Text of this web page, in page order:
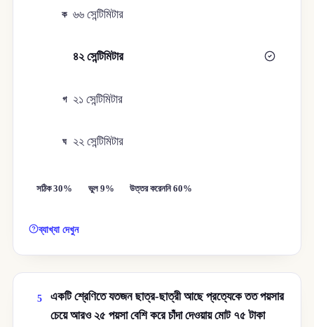
ক ৬৬ সেন্টিমিটার
৪২ সেন্টিমিটার
গ ২১ সেন্টিমিটার
ঘ ২২ সেন্টিমিটার
সঠিক 30% ভুল 9% উত্তর করেননি 60%
ব্যাখ্যা দেখুন
5
একটি শ্রেণিতে যতজন ছাত্র-ছাত্রী আছে প্রত্যেকে তত পয়সার
চেয়ে আরও ২৫ পয়সা বেশি করে চাঁদা দেওয়ায় মোট ৭৫ টাকা